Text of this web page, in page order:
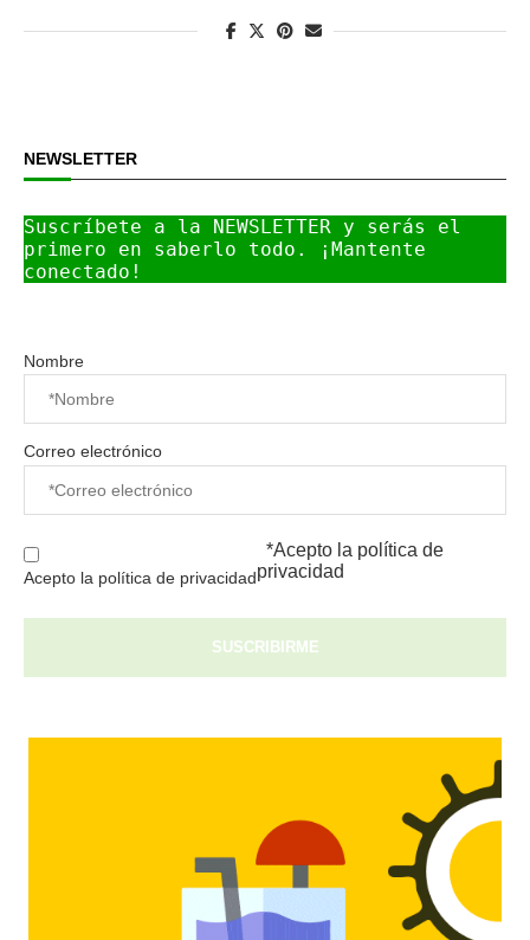
NEWSLETTER
Suscríbete a la NEWSLETTER y serás el
primero en saberlo todo. ¡Mantente
conectado!
Nombre
Correo electrónico
Acepto la política de privacidad
*Acepto la política de
privacidad